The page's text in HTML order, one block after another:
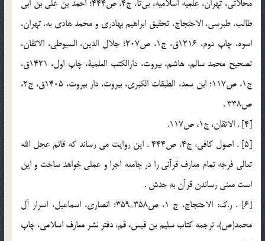
محلاتي، تهران، علميه اسلاميه، بي‎تا، ج4، ص444؛ احمد بن علي بن ابي
طالب، طبرسي، الاحتجاج، تحقيق ابراهيم بهادري و محمد هادي به، تهران،
اسوه، چاپ دوم، 1216ق، ج1، ص207؛ جلال الدين، السيوطي، الاتقان،
تصحيح محمد سالم، هاشم، بيروت، دارالكتب العلمية، چاپ اول، 1421ق،
ج1، ص117؛ ابن سعد، الطبقات الكبري، بيروت، دار بيروت، 1405ق، ج2،
ص338 .
[4] . الاتقان، ج1، ص117.
[5] . اصول كافي، ج4، ص444 . اين روايت مي رساند که قائم عجل الله
تعالي فرجه تمام معارف قرآني را در جامعه اجرا و عملي خواهد ساخت و اين
است معني رساندن قرآن به حدش .
[6] . ر.ك: الاحتجاج، ج 1، ص358ـ359؛ انصاري، اسماعيل، اسرار آل
محمد(ص)، ترجمه كتاب سليم بن قيس، قم، دفتر نشر معارف اسلامي، چاپ